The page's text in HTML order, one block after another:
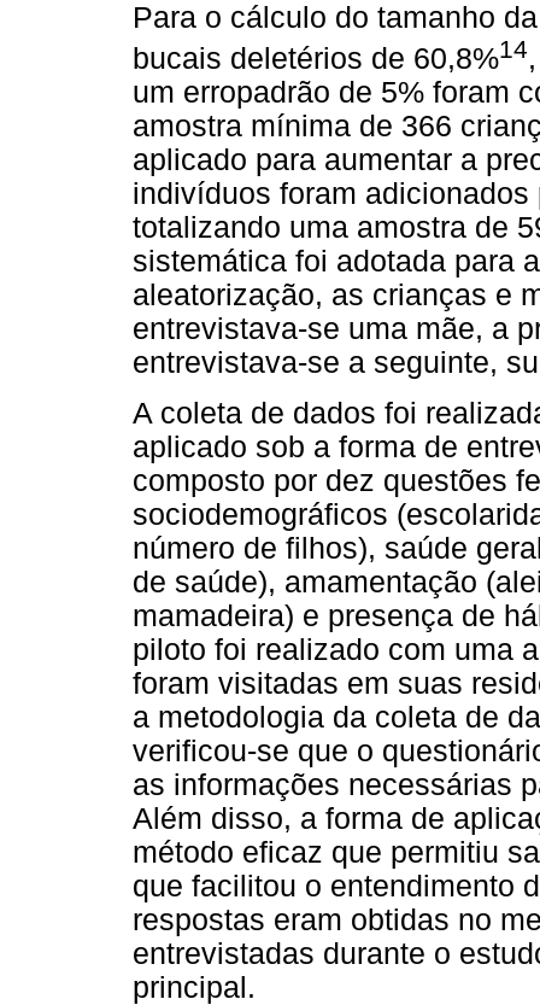
Para o cálculo do tamanho
bucais deletérios de 60,8%14
um erropadrão de 5% foram
amostra mínima de 366
aplicado para aumentar a
indivíduos foram
totalizando uma amostra de
sistemática foi adotada para
aleatorização, as crianças e
entrevistava-se uma mãe, a
entrevistava-se a seguinte,
A coleta de dados foi
aplicado sob a forma de
composto por dez questões
sociodemográficos
número de filhos), saúde
de saúde), amamentação
mamadeira) e presença de
piloto foi realizado com uma
foram visitadas em suas
a metodologia da coleta de
verificou-se que o
as informações necessárias
Além disso, a forma de
método eficaz que permitiu
que facilitou o entendimento
respostas eram obtidas no
entrevistadas durante o
principal.